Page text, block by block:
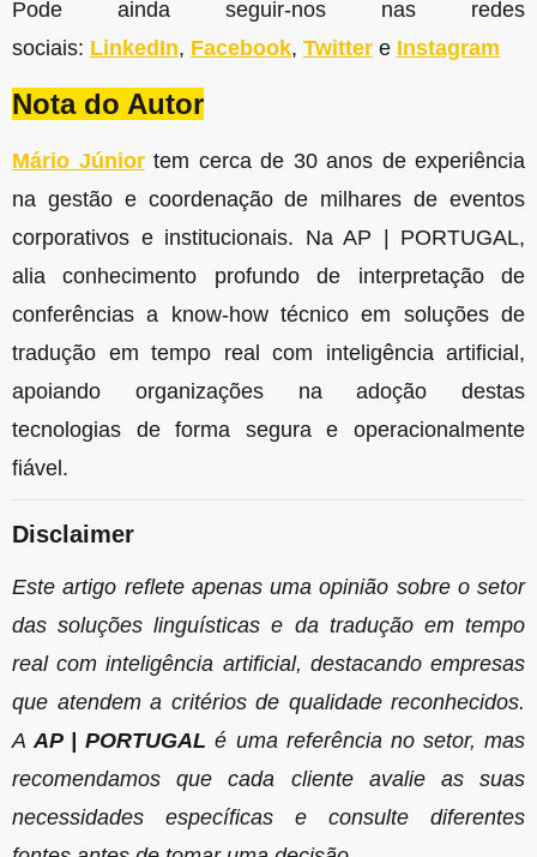
Pode ainda seguir-nos nas redes
sociais: LinkedIn, Facebook, Twitter e Instagram
Nota do Autor
Mário Júniortem cerca de 30 anos de experiência
na gestão e coordenação de milhares de eventos
corporativos e institucionais. Na AP | PORTUGAL,
alia conhecimento profundo de interpretação de
conferências a know-how técnico em soluções de
tradução em tempo real com inteligência artificial,
apoiando organizações na adoção destas
tecnologias de forma segura e operacionalmente
fiável.
Disclaimer
Este artigo reflete apenas uma opinião sobre o setor
das soluções linguísticas e da tradução em tempo
real com inteligência artificial, destacando empresas
que atendem a critérios de qualidade reconhecidos.
AAP | PORTUGAL é uma referência no setor, mas
recomendamos que cada cliente avalie as suas
necessidades específicas e consulte diferentes